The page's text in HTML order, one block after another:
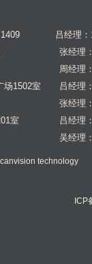
厦1409 吕经理：
张经理
周经理
场1502室
吕经理
张经理
室
吕经理
吴经理
technology
ICP